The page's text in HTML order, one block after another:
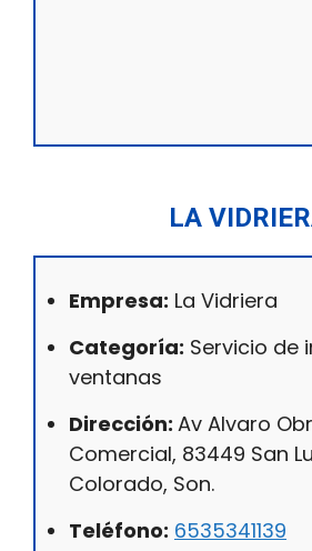
LA
Empresa: La Vidriera
Categoría: Servicio de
ventanas
Dirección: Av Alvaro
Comercial, 83449 San
Colorado, Son.
Teléfono: 6535341139